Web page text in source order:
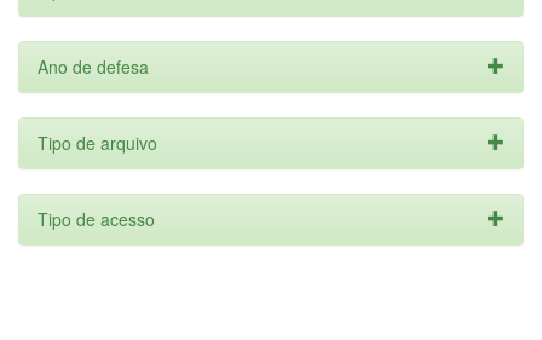
Ano de defesa
Tipo de arquivo
Tipo de acesso